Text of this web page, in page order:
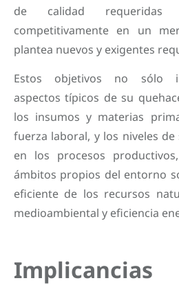
de calidad requeridas
competitivamente en un
plantea nuevos y exigentes
Estos objetivos no sólo
aspectos típicos de su
los insumos y materias
fuerza laboral, y los niveles
en los procesos
ámbitos propios del entorno
eficiente de los recursos
medioambiental y eficiencia
Implicancias